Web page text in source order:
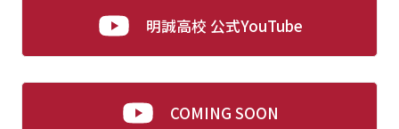
明誠高校 公式YouTube
COMING SOON